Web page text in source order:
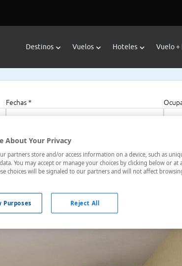
Destinos Vuelos Hoteles Vuelo
Fechas *
Rock)
Estados Unidos
About Your Privacy
partners store and/or access information on a device, such as
You may accept or manage your choices by clicking below or
choices will be signaled to our partners and will not affect
Purposes Reject All